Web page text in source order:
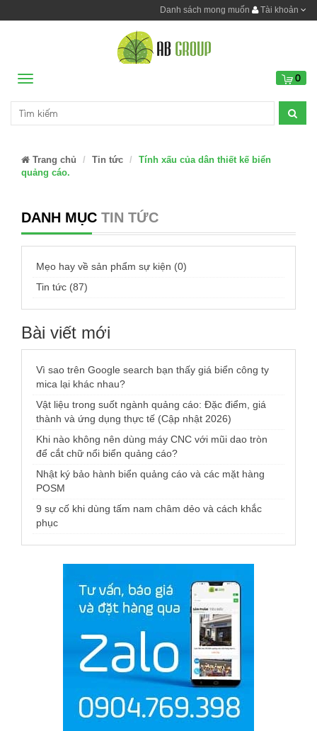
Danh sách mong muốn Tài khoản
Menu 0
Trang chủ Tin tức
Tính xấu của dân thiết kế biển
quảng cáo.
DANH MỤC TIN TỨC
Mẹo hay về sản phẩm sự kiện (0)
Tin tức (87)
Bài viết mới
Vì sao trên Google search bạn thấy giá biển công ty
mica lại khác nhau?
Vật liệu trong suốt ngành quảng cáo: Đặc điểm, giá
thành và ứng dụng thực tế (Cập nhật 2026)
Khi nào không nên dùng máy CNC với mũi dao tròn
để cắt chữ nổi biển quảng cáo?
Nhật ký bảo hành biển quảng cáo và các mặt hàng
POSM
9 sự cố khi dùng tấm nam châm dẻo và cách khắc
phục